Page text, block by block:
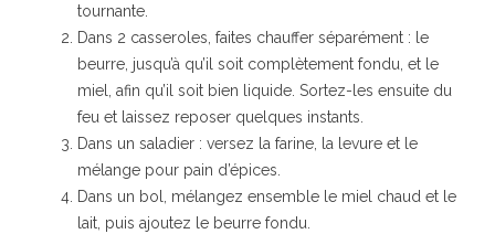
tournante.
Dans 2 casseroles, faites chauffer séparément : le
beurre, jusqu’à qu’il soit complètement fondu, et le
miel, afin qu’il soit bien liquide. Sortez-les ensuite du
feu et laissez reposer quelques instants.
Dans un saladier : versez la farine, la levure et le
mélange pour pain d’épices.
Dans un bol, mélangez ensemble le miel chaud et le
lait, puis ajoutez le beurre fondu.